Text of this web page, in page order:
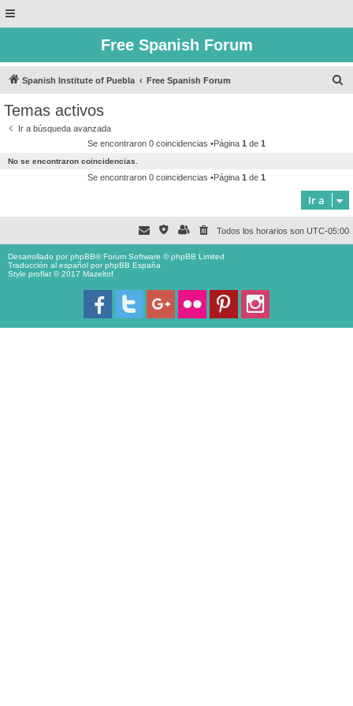
Free Spanish Forum
Spanish Institute of Puebla Free Spanish Forum
Temas activos
Ir a búsqueda avanzada
Se encontraron 0 coincidencias •Página 1 de 1
No se encontraron coincidencias.
Se encontraron 0 coincidencias •Página 1 de 1
Ir a
Todos los horarios son UTC-05:00
Desarrollado porphpBB® Forum Software © phpBB Limited
Traducción al español porphpBB España
Style proflat © 2017 Mazeltof